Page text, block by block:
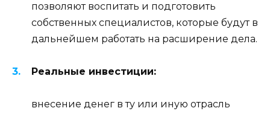
позволяют воспитать и подготовить
собственных специалистов, которые будут в
дальнейшем работать на расширение дела.
Реальные инвестиции:
внесение денег в ту или иную отрасль